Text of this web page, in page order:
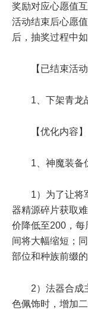
奖励对应心愿值
活动结束后心愿
后，抽奖过程中
【已结束活动
1、下架青龙
【优化内容】
1、神魔装备
1）为了让将
器精源碎片获取
价降低至200，
间将大幅缩短；
部位和种族前缀
2）法器合成
色佩饰时，增加